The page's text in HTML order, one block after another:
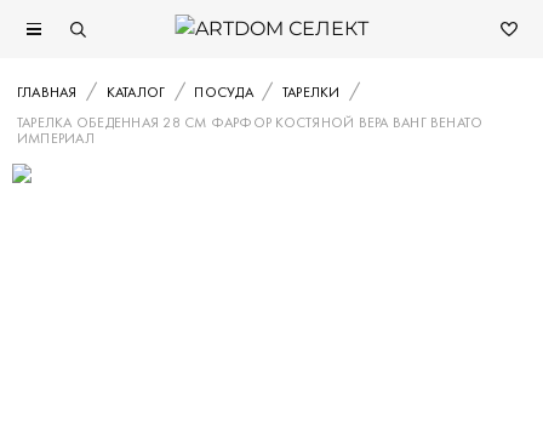
ГЛАВНАЯ КАТАЛОГ ПОСУДА
ТАРЕЛКИ
ТАРЕЛКА ОБЕДЕННАЯ 28 СМ ФАРФОР КОСТЯНОЙ ВЕРА ВАНГ ВЕНАТО
ИМПЕРИАЛ